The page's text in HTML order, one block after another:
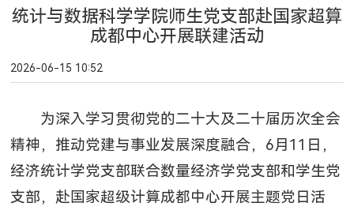
统计与数据科学学院师生党支部赴国家超算
成都中心开展联建活动
2026-06-15 10:52
为深入学习贯彻党的二十大及二十届历次全会
精神，推动党建与事业发展深度融合，6月11日，
经济统计学党支部联合数量经济学党支部和学生党
支部，赴国家超级计算成都中心开展主题党日活